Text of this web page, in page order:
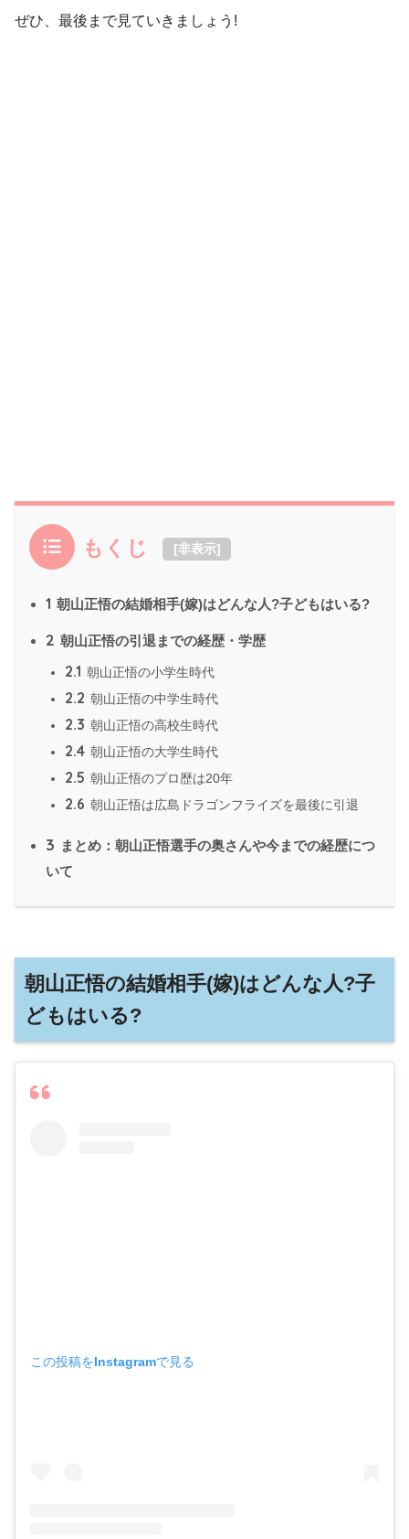
ぜひ、最後まで見ていきましょう!
もくじ [非表示]
1 朝山正悟の結婚相手(嫁)はどんな人?子どもはいる?
2 朝山正悟の引退までの経歴・学歴
2.1 朝山正悟の小学生時代
2.2 朝山正悟の中学生時代
2.3 朝山正悟の高校生時代
2.4 朝山正悟の大学生時代
2.5 朝山正悟のプロ歴は20年
2.6 朝山正悟は広島ドラゴンフライズを最後に引退
3 まとめ：朝山正悟選手の奥さんや今までの経歴につ
いて
朝山正悟の結婚相手(嫁)はどんな人?子
どもはいる?
この投稿をInstagramで見る